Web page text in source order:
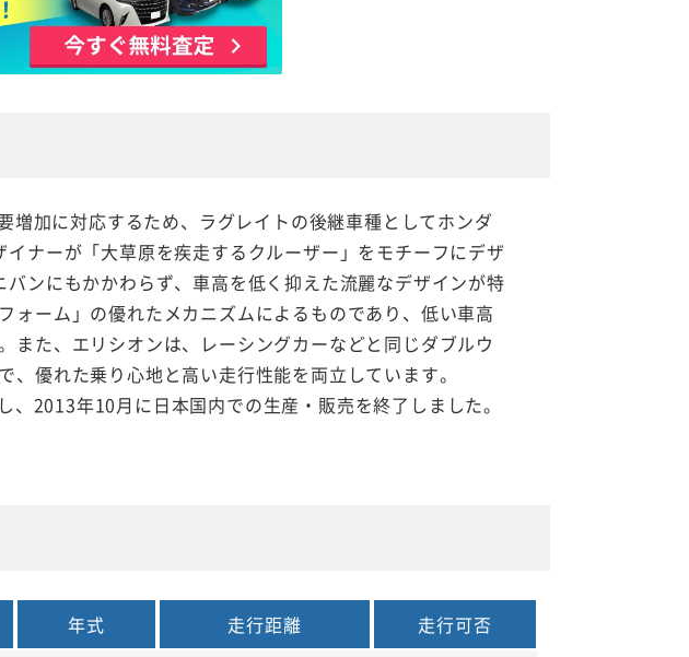
加に対応するため、ラグレイトの後継車種としてホンダ
ナーが「大草原を疾走するクルーザー」をモチーフにデザ
ンにもかかわらず、車高を低く抑えた流麗なデザインが特
ォーム」の優れたメカニズムによるものであり、低い車高
また、エリシオンは、レーシングカーなどと同じダブルウ
優れた乗り心地と高い走行性能を両立しています。
2013年10月に日本国内での生産・販売を終了しました。
年式 走行距離
走行可否